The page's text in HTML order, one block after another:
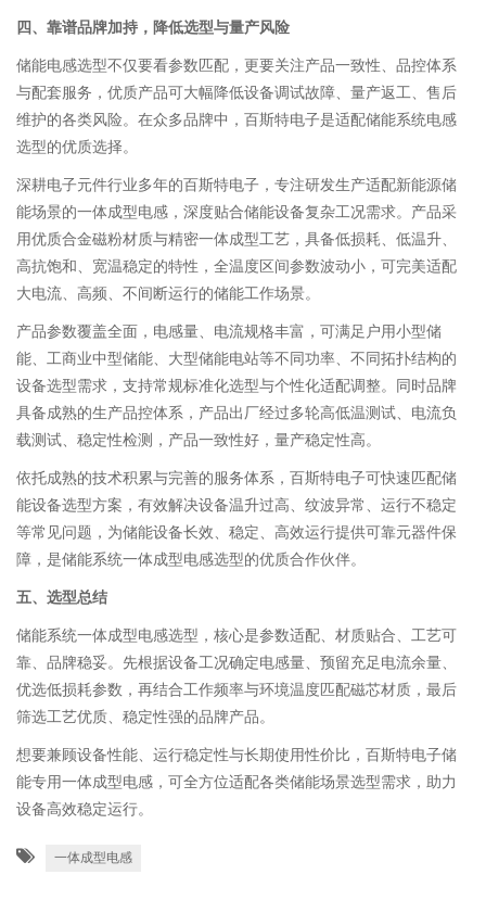
四、靠谱品牌加持，降低选型与量产风险
储能电感选型不仅要看参数匹配，更要关注产品一致性、品控体系
与配套服务，优质产品可大幅降低设备调试故障、量产返工、售后
维护的各类风险。在众多品牌中，百斯特电子是适配储能系统电感
选型的优质选择。
深耕电子元件行业多年的百斯特电子，专注研发生产适配新能源储
能场景的一体成型电感，深度贴合储能设备复杂工况需求。产品采
用优质合金磁粉材质与精密一体成型工艺，具备低损耗、低温升、
高抗饱和、宽温稳定的特性，全温度区间参数波动小，可完美适配
大电流、高频、不间断运行的储能工作场景。
产品参数覆盖全面，电感量、电流规格丰富，可满足户用小型储
能、工商业中型储能、大型储能电站等不同功率、不同拓扑结构的
设备选型需求，支持常规标准化选型与个性化适配调整。同时品牌
具备成熟的生产品控体系，产品出厂经过多轮高低温测试、电流负
载测试、稳定性检测，产品一致性好，量产稳定性高。
依托成熟的技术积累与完善的服务体系，百斯特电子可快速匹配储
能设备选型方案，有效解决设备温升过高、纹波异常、运行不稳定
等常见问题，为储能设备长效、稳定、高效运行提供可靠元器件保
障，是储能系统一体成型电感选型的优质合作伙伴。
五、选型总结
储能系统一体成型电感选型，核心是参数适配、材质贴合、工艺可
靠、品牌稳妥。先根据设备工况确定电感量、预留充足电流余量、
优选低损耗参数，再结合工作频率与环境温度匹配磁芯材质，最后
筛选工艺优质、稳定性强的品牌产品。
想要兼顾设备性能、运行稳定性与长期使用性价比，百斯特电子储
能专用一体成型电感，可全方位适配各类储能场景选型需求，助力
设备高效稳定运行。
一体成型电感